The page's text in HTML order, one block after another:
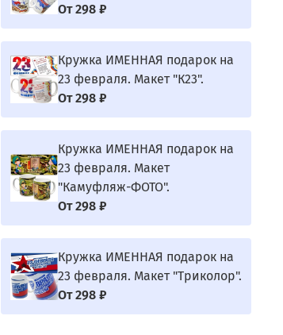
От 298 ₽
Кружка ИМЕННАЯ подарок на
23 февраля. Макет "К23".
От 298 ₽
Кружка ИМЕННАЯ подарок на
23 февраля. Макет
"Камуфляж-ФОТО".
От 298 ₽
Кружка ИМЕННАЯ подарок на
23 февраля. Макет "Триколор".
От 298 ₽